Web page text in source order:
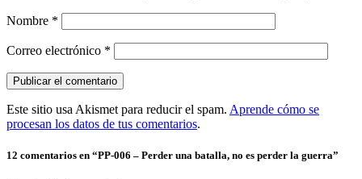
Nombre *
Correo electrónico *
Este sitio usa Akismet para reducir el spam. Aprende cómo se
procesan los datos de tus comentarios.
12 comentarios en “PP-006 – Perder una batalla, no es perder la guerra”